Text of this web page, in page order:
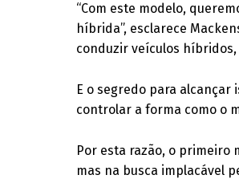
“Com este modelo,
híbrida”, esclarece
conduzir veículos
E o segredo para
controlar a forma como o
Por esta razão, o primeiro
mas na busca implacável